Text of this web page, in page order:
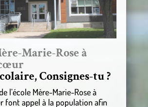
Marie-Rose à
Consignes-tu ?
l’école Mère-Marie-Rose à
font appel à la population afin